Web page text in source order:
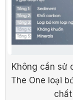
Không cần sử
The One loại